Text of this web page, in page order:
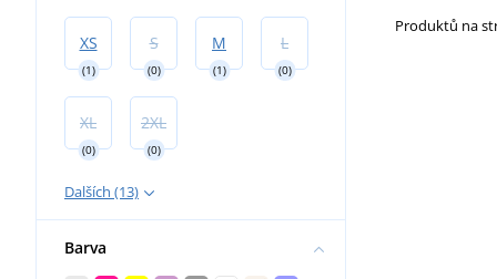
XS
(1)
S
(0)
M
(1)
L
(0)
XL
(0)
2XL
(0)
Dalších (13)
Barva
Produktů na